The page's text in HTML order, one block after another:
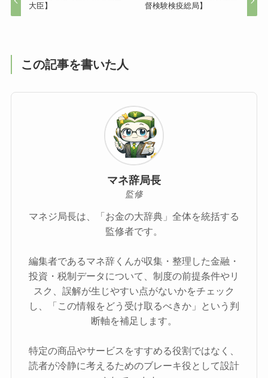
大臣】
督検験検疫総局】
この記事を書いた人
マネ辞局長
監修
マネジ局長は、「お金の大辞典」全体を統括する
監修者です。
編集者であるマネ辞くんが収集・整理した金融・
投資・税制データについて、制度の前提条件やリ
スク、誤解が生じやすい点がないかをチェック
し、「この情報をどう受け取るべきか」という判
断軸を補足します。
特定の商品やサービスをすすめる役割ではなく、
読者が冷静に考えるためのブレーキ役として設計